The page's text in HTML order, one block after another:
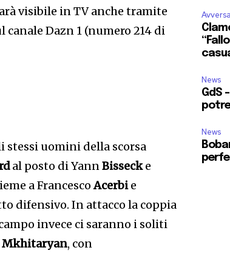
visibile in TV anche tramite
canale Dazn 1 (numero 214 di
uomini della scorsa
al posto di YannBissecke
a FrancescoAcerbie
difensivo. In attacco la coppia
invece ci saranno i soliti
Mkhitaryan, con
News
GdS
News